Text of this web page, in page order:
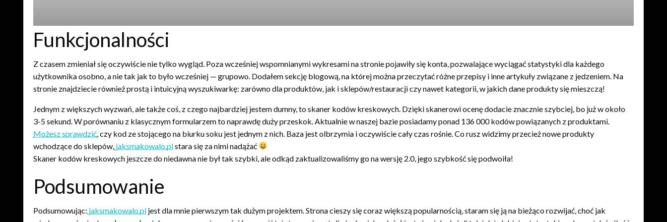
Funkcjonalności
Z czasem zmieniał się oczywiście nie tylko wygląd. Poza wcześniej wspomnianymi wykresami na stronie pojawiły się konta, pozwalające wyciągać statystyki dla każdego
użytkownika osobno, a nie tak jak to było wcześniej — grupowo. Dodałem sekcję blogową, na której można przeczytać różne przepisy i inne artykuły związane z jedzeniem. Na
stronie znajdziecie również prostą i intuicyjną wyszukiwarkę: zarówno dla produktów, jak i sklepów/restauracji czy nawet kategorii, w jakich dane produkty się mieszczą!
Jednym z większych wyzwań, ale także coś, z czego najbardziej jestem dumny, to skaner kodów kreskowych. Dzięki skanerowi ocenę dodacie znacznie szybciej, bo już w około
3-5 sekund. W porównaniu z klasycznym formularzem to naprawdę duży przeskok. Aktualnie w naszej bazie posiadamy ponad 136 000 kodów powiązanych z produktami.
Możesz sprawdzić, czy kod ze stojącego na biurku soku jest jednym z nich. Baza jest olbrzymia i oczywiście cały czas rośnie. Co rusz widzimy przecież nowe produkty
wchodzące do sklepów, jaksmakowalo.plstara się za nimi nadążać
Skaner kodów kreskowych jeszcze do niedawna nie był tak szybki, ale odkąd zaktualizowaliśmy go na wersję 2.0, jego szybkość się podwoiła!
Podsumowanie
Podsumowując: jaksmakowalo.pl jest dla mnie pierwszym tak dużym projektem. Strona cieszy się coraz większą popularnością, staram się ją na bieżąco rozwijać, choć jak